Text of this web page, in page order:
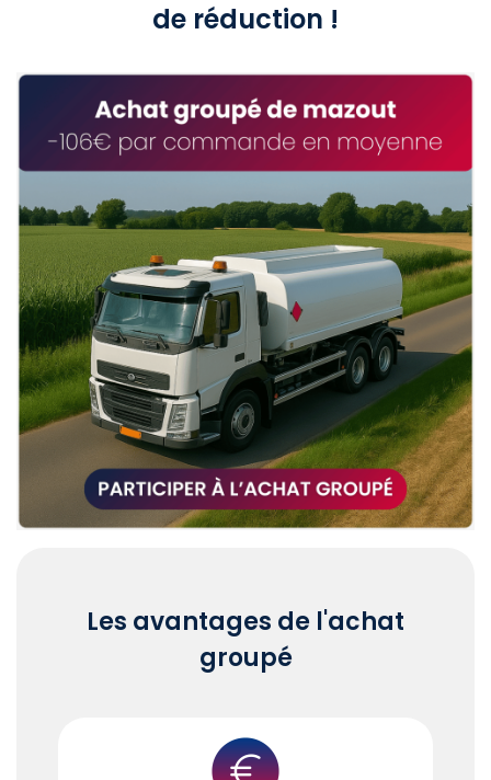
de réduction !
Les avantages de l'achat
groupé